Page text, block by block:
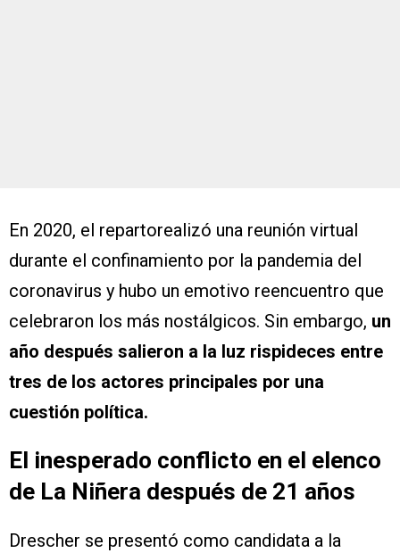
En 2020, el repartorealizó una reunión virtual
durante el confinamiento por la pandemia del
coronavirus y hubo un emotivo reencuentro que
celebraron los más nostálgicos. Sin embargo, un
año después salieron a la luz rispideces entre
tres de los actores principales por una
cuestión política.
El inesperado conflicto en el elenco
de La Niñera después de 21 años
Drescher se presentó como candidata a la